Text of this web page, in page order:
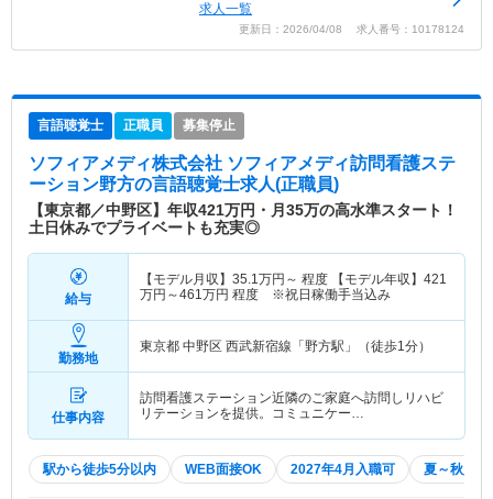
求人一覧
更新日：2026/04/08 求人番号：10178124
言語聴覚士 正職員 募集停止
ソフィアメディ株式会社 ソフィアメディ訪問看護ステ
ーション野方の言語聴覚士求人(正職員)
【東京都／中野区】年収421万円・月35万の高水準スタート！
土日休みでプライベートも充実◎
給与
【モデル月収】 35.1万円～ 程度 【モデル年収】 421
万円～461万円 程度 ※祝日稼働手当込み
勤務地
東京都 中野区 西武新宿線「野方駅」（徒歩1分）
仕事内容
訪問看護ステーション近隣のご家庭へ訪問しリハビ
リテーションを提供。コミュニケー…
駅から徒歩5分以内 WEB面接OK 2027年4月入職可 夏～秋入職